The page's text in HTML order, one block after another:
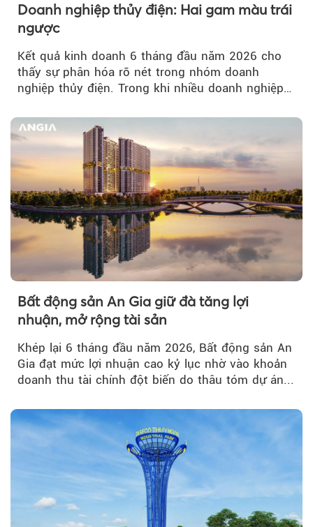
Doanh nghiệp thủy điện: Hai gam màu trái
ngược
Kết quả kinh doanh 6 tháng đầu năm 2026 cho
thấy sự phân hóa rõ nét trong nhóm doanh
nghiệp thủy điện. Trong khi nhiều doanh nghiệp
Bất động sản An Gia giữ đà tăng lợi
nhuận, mở rộng tài sản
Khép lại 6 tháng đầu năm 2026, Bất động sản An
Gia đạt mức lợi nhuận cao kỷ lục nhờ vào khoản
doanh thu tài chính đột biến do thâu tóm dự án...